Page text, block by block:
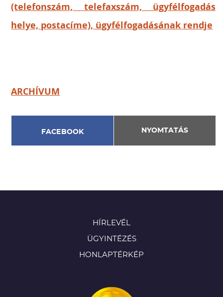
(telefonszám, telefaxszám, ügyfélfogadás
helye, postacíme), ügyfélfogadásának rendje
ARCHÍVUM
FACEBOOK NYOMTATÁS
HÍRLEVÉL
ÜGYINTÉZÉS
HONLAPTÉRKÉP